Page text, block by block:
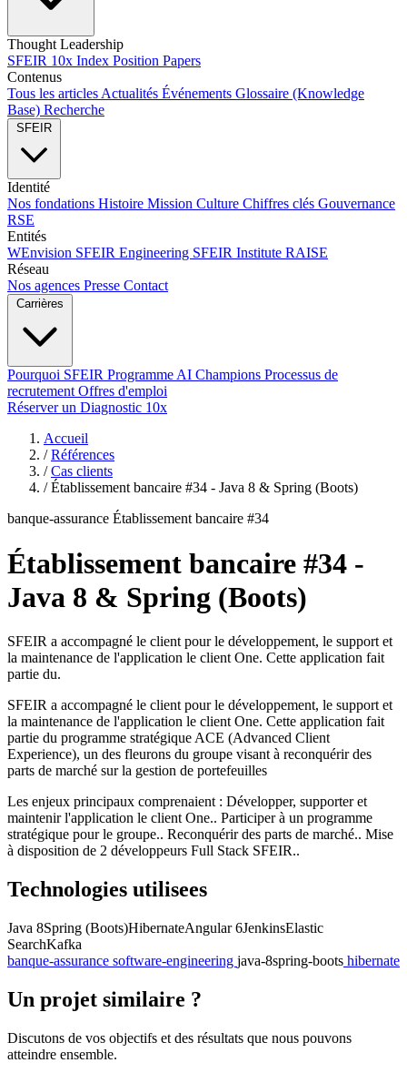
Thought Leadership
SFEIR 10x Index Position Papers
Contenus
Tous les articles Actualités Événements Glossaire (Knowledge
Base) Recherche
SFEIR
Identité
Nos fondations Histoire Mission Culture Chiffres clés Gouvernance
RSE
Entités
WEnvision SFEIR Engineering SFEIR Institute RAISE
Réseau
Nos agences Presse Contact
Carrières
Pourquoi SFEIR Programme AI Champions Processus de
recrutement Offres d'emploi
Réserver un Diagnostic 10x
Accueil
/ Références
/ Cas clients
/ Établissement bancaire #34 - Java 8 & Spring (Boots)
banque-assurance Établissement bancaire #34
Établissement bancaire #34 -
Java 8 & Spring (Boots)
SFEIR a accompagné le client pour le développement, le support et
la maintenance de l'application le client One. Cette application fait
partie du.
SFEIR a accompagné le client pour le développement, le support et
la maintenance de l'application le client One. Cette application fait
partie du programme stratégique ACE (Advanced Client
Experience), un des fleurons du groupe visant à reconquérir des
parts de marché sur la gestion de portefeuilles
Les enjeux principaux comprenaient : Développer, supporter et
maintenir l'application le client One.. Participer à un programme
stratégique pour le groupe.. Reconquérir des parts de marché.. Mise
à disposition de 2 développeurs Full Stack SFEIR..
Technologies utilisees
Java 8Spring (Boots)HibernateAngular 6JenkinsElastic
SearchKafka
banque-assurance software-engineering java-8spring-boots hibernate
Un projet similaire ?
Discutons de vos objectifs et des résultats que nous pouvons
atteindre ensemble.